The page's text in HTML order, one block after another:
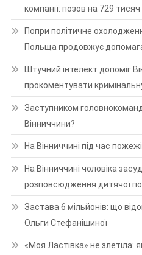
компанії: позов на 729 тисяч
Попри політичне
Польща продовжує
Штучний інтелект допоміг
прокоментувати
Заступником
Вінниччини?
На Вінниччині під час
На Вінниччині чоловіка
розповсюдження дитячої
Застава 6 мільйонів: що
Ольги Стефанішиної
«Моя Ластівка» не злетіла: